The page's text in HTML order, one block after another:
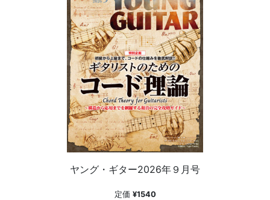
ヤング・ギター2026年９月号
定価 ¥1540